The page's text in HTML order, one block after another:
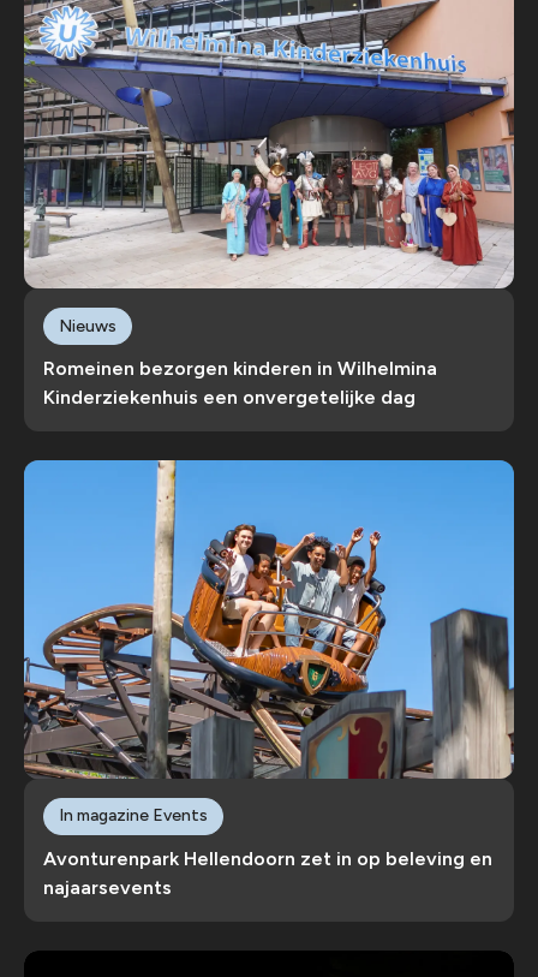
Romeinen bezorgen kinderen in Wilhelmina
Kinderziekenhuis een onvergetelijke dag
Nieuws
Avonturenpark Hellendoorn zet in op beleving en
najaarsevents
In magazine Events